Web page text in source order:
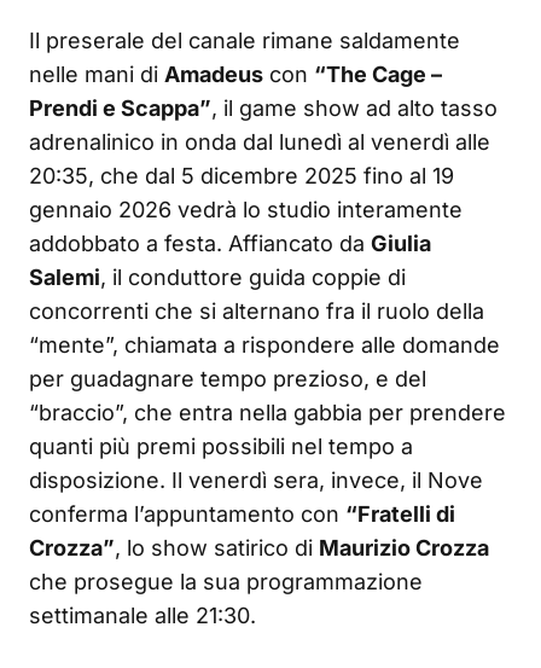
Il preserale del canale rimane saldamente
nelle mani di Amadeus con “The Cage –
Prendi e Scappa”, il game show ad alto tasso
adrenalinico in onda dal lunedì al venerdì alle
20:35, che dal 5 dicembre 2025 fino al 19
gennaio 2026 vedrà lo studio interamente
addobbato a festa. Affiancato da Giulia
Salemi, il conduttore guida coppie di
concorrenti che si alternano fra il ruolo della
“mente”, chiamata a rispondere alle domande
per guadagnare tempo prezioso, e del
“braccio”, che entra nella gabbia per prendere
quanti più premi possibili nel tempo a
disposizione. Il venerdì sera, invece, il Nove
conferma l’appuntamento con “Fratelli di
Crozza”, lo show satirico di Maurizio Crozza
che prosegue la sua programmazione
settimanale alle 21:30.